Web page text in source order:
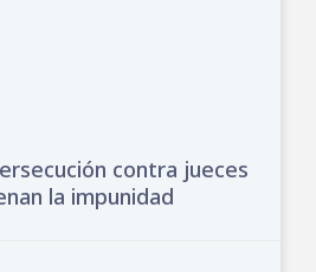
contra jueces
la impunidad